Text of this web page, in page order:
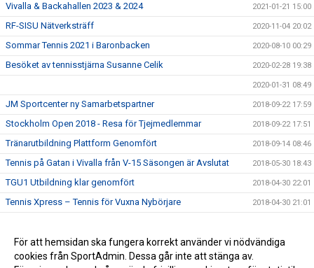
Vivalla & Backahallen 2023 & 2024 2021-01-21 15:00
RF-SISU Nätverksträff 2020-11-04 20:02
Sommar Tennis 2021 i Baronbacken 2020-08-10 00:29
Besöket av tennisstjärna Susanne Celik 2020-02-28 19:38
2020-01-31 08:49
JM Sportcenter ny Samarbetspartner 2018-09-22 17:59
Stockholm Open 2018 - Resa för Tjejmedlemmar 2018-09-22 17:51
Tränarutbildning Plattform Genomfört 2018-09-14 08:46
Tennis på Gatan i Vivalla från V-15 Säsongen är Avslutat 2018-05-30 18:43
TGU1 Utbildning klar genomfört 2018-04-30 22:01
Tennis Xpress – Tennis för Vuxna Nybörjare 2018-04-30 21:01
Jag är en engagerad förälder 2017-12-01 23:24
Tennis i Vivalla 2017-08-15 20:00
För att hemsidan ska fungera korrekt använder vi nödvändiga
cookies från SportAdmin. Dessa går inte att stänga av.